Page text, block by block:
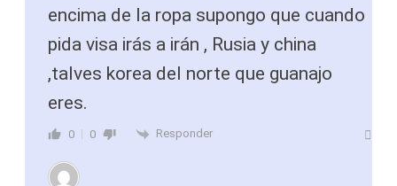
encima de la ropa supongo que cuando
pida visa irás a irán , Rusia y china
,talves korea del norte que guanajo
eres.
0 0 Responder